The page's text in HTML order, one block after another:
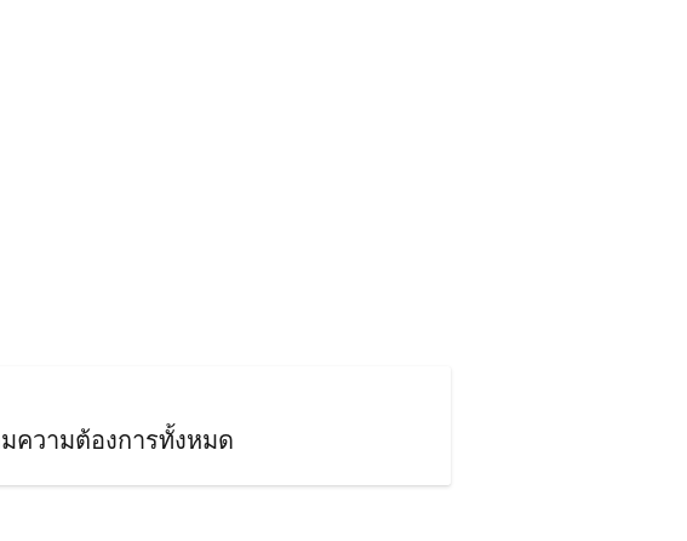
ความต้องการทั้งหมด